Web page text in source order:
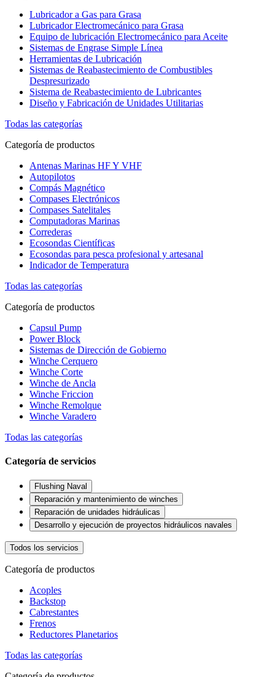
Lubricador a Gas para Grasa
Lubricador Electromecánico para Grasa
Equipo de lubricación Electromecánico para Aceite
Sistemas de Engrase Simple Línea
Herramientas de Lubricación
Sistemas de Reabastecimiento de Combustibles
Despresurizado
Sistema de Reabastecimiento de Lubricantes
Diseño y Fabricación de Unidades Utilitarias
Todas las categorías
Categoría de productos
Antenas Marinas HF Y VHF
Autopilotos
Compás Magnético
Compases Electrónicos
Compases Satelitales
Computadoras Marinas
Correderas
Ecosondas Científicas
Ecosondas para pesca profesional y artesanal
Indicador de Temperatura
Todas las categorías
Categoría de productos
Capsul Pump
Power Block
Sistemas de Dirección de Gobierno
Winche Cerquero
Winche Corte
Winche de Ancla
Winche Friccion
Winche Remolque
Winche Varadero
Todas las categorías
Categoría de servicios
Flushing Naval
Reparación y mantenimiento de winches
Reparación de unidades hidráulicas
Desarrollo y ejecución de proyectos hidráulicos navales
Todos los servicios
Categoría de productos
Acoples
Backstop
Cabrestantes
Frenos
Reductores Planetarios
Todas las categorías